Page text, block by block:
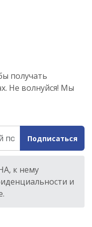
получать
Не волнуйся! Мы
Подписаться
к нему
и